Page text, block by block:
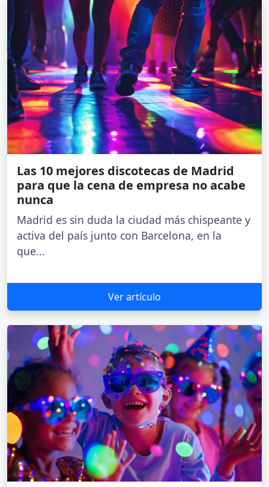
Las 10 mejores discotecas de Madrid
para que la cena de empresa no acabe
nunca
Madrid es sin duda la ciudad más chispeante y
activa del país junto con Barcelona, en la
que...
Ver artículo